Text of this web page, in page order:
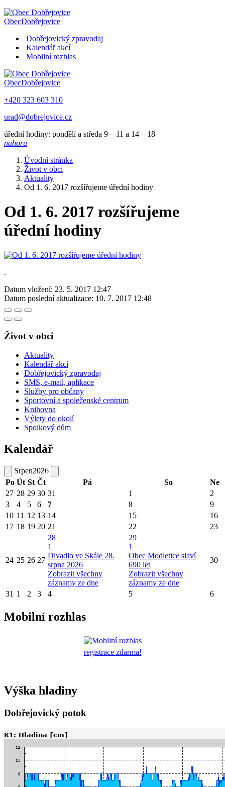
ObecDobřejovice
Dobřejovický zpravodaj
Kalendář akcí
Mobilní rozhlas
ObecDobřejovice
+420 323 603 310
urad@dobrejovice.cz
úřední hodiny: pondělí a středa 9 – 11 a 14 – 18
nahoru
Úvodní stránka
Život v obci
Aktuality
Od 1. 6. 2017 rozšířujeme úřední hodiny
Od 1. 6. 2017 rozšířujeme
úřední hodiny
.
Datum vložení: 23. 5. 2017 12:47
Datum poslední aktualizace: 10. 7. 2017 12:48
Život v obci
Aktuality
Kalendář akcí
Dobřejovický zpravodaj
SMS, e-mail, aplikace
Služby pro občany
Sportovní a společenské centrum
Knihovna
Výlety do okolí
Spolkový dům
Kalendář
Srpen2026
Po Út St Čt Pá So
Ne
27 28 29 30 31 1
2
3
4 5 6 7 8
9
10 11 12 13 14 15
16
17 18 19 20 21 22 23
24 25 26 27
28
1
Divadlo ve Skále 28.
srpna 2026
Zobrazit všechny
záznamy ze dne
29
1
Obec Modletice slaví
690 let
Zobrazit všechny
záznamy ze dne
30
31 1 2 3 4 5 6
Mobilní rozhlas
registrace zdarma!
Výška hladiny
Dobřejovický potok